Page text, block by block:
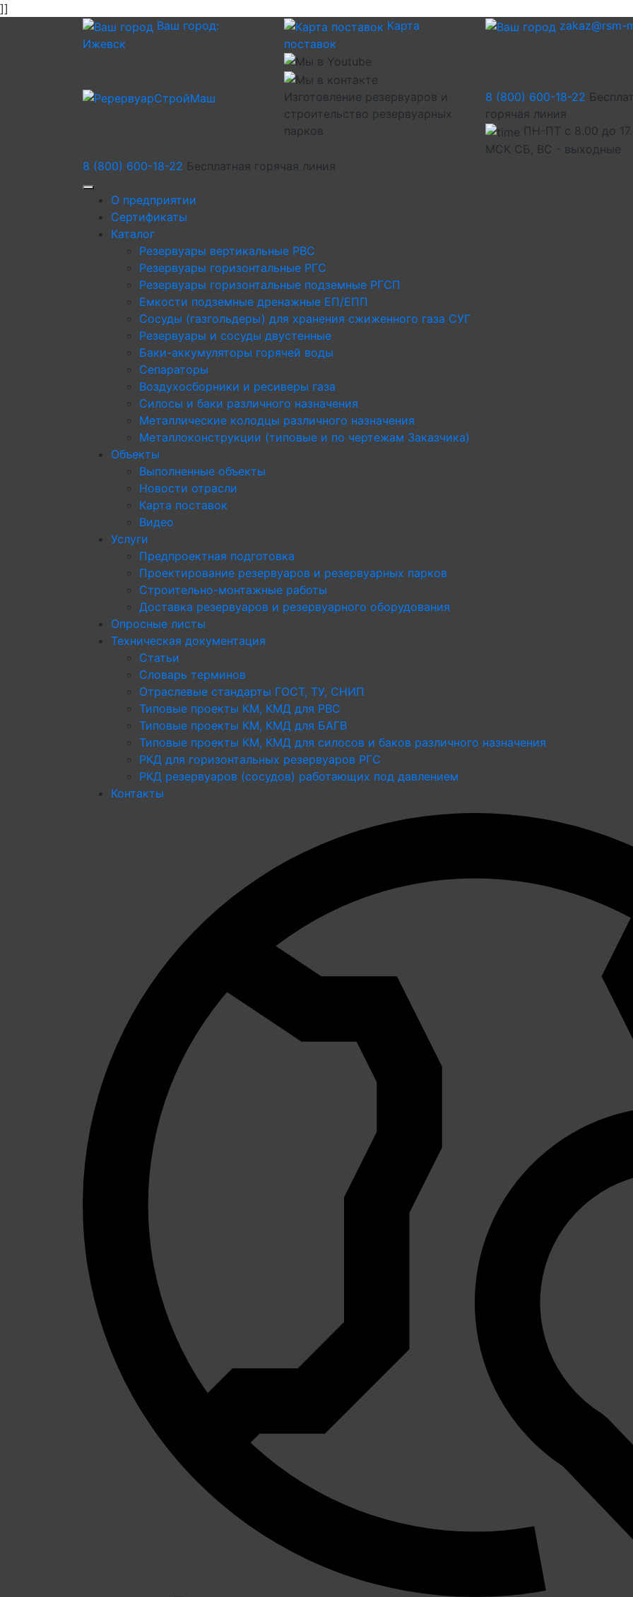
]]
Ваш город:
Ижевск
Карта
поставок
zakaz@rsm-
Изготовление резервуаров и
строительство резервуарных
парков
8 (800) 600-18-22
горячая линия
ПН-ПТ с 8.00 до
МСК СБ, ВС - выходные
8 (800) 600-18-22 Бесплатная горячая линия
О предприятии
Сертификаты
Каталог
Резервуары вертикальные РВС
Резервуары горизонтальные РГС
Резервуары горизонтальные подземные РГСП
Емкости подземные дренажные ЕП/ЕПП
Сосуды (газгольдеры) для хранения сжиженного газа СУГ
Резервуары и сосуды двустенные
Баки-аккумуляторы горячей воды
Сепараторы
Воздухосборники и ресиверы газа
Силосы и баки различного назначения
Металлические колодцы различного назначения
Металлоконструкции (типовые и по чертежам Заказчика)
Объекты
Выполненные объекты
Новости отрасли
Карта поставок
Видео
Услуги
Предпроектная подготовка
Проектирование резервуаров и резервуарных парков
Строительно-монтажные работы
Доставка резервуаров и резервуарного оборудования
Опросные листы
Техническая документация
Статьи
Словарь терминов
Отраслевые стандарты ГОСТ, ТУ, СНИП
Типовые проекты КМ, КМД для РВС
Типовые проекты КМ, КМД для БАГВ
Типовые проекты КМ, КМД для силосов и баков различного назначения
РКД для горизонтальных резервуаров РГС
РКД резервуаров (сосудов) работающих под давлением
Контакты